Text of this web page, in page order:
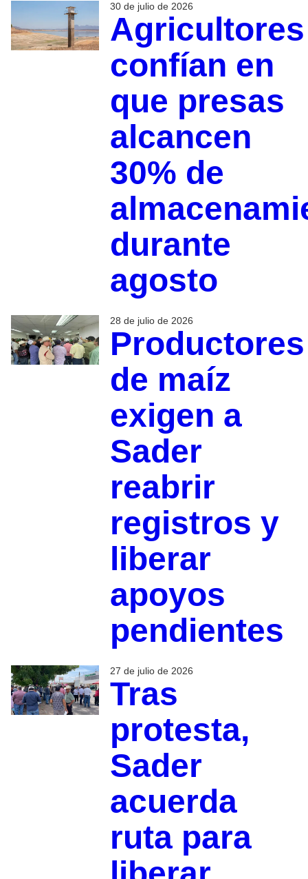
30 de julio de 2026
Agricultores
confían en
que presas
alcancen
30% de
durante
agosto
28 de julio de 2026
Productores
de maíz
exigen a
Sader
reabrir
registros y
liberar
apoyos
pendientes
27 de julio de 2026
Tras
protesta,
Sader
acuerda
ruta para